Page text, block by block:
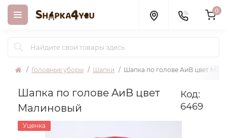
0
Головные уборы Шапки Шапка по голове AиB цвет
Шапка по голове AиB цвет
Малиновый
Код:
6469
Уценка